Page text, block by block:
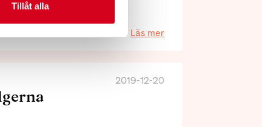
Tillåt alla
Läs mer
2019-12-20